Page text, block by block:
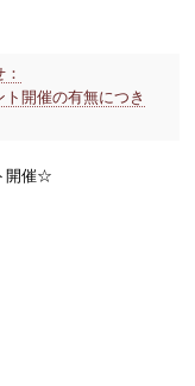
ト開催の有無につき
開催☆